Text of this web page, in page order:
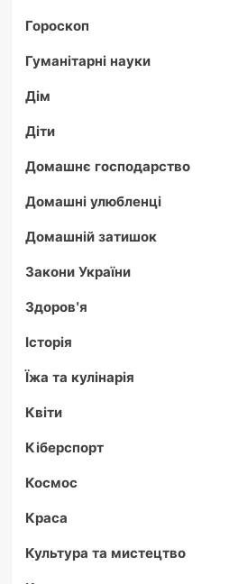
Гороскоп
Гуманітарні науки
Дім
Діти
Домашнє господарство
Домашні улюбленці
Домашній затишок
Закони України
Здоров'я
Історія
Їжа та кулінарія
Квіти
Кіберспорт
Космос
Краса
Культура та мистецтво